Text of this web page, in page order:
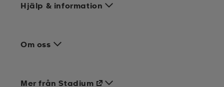
Hjälp & information
Om oss
Mer från Stadium